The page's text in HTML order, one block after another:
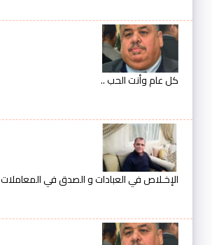
كل عام وأنت الحب ..
الإخـلاص في العبادات و الصدق في المعاملات